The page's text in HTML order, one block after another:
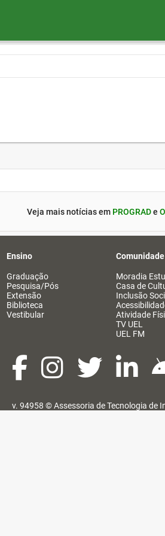
Veja mais notícias em PROGRADe
Ensino
Graduação
Pesquisa/Pós
Extensão
Biblioteca
Vestibular
Comunidade
Moradia
Casa de
Inclusão
Atividade
TV UEL
UEL FM
v. 94958 ©Assessoria de Tecnologia de